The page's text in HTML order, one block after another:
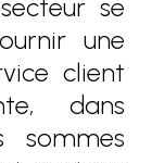
se
une
client
dans
sommes